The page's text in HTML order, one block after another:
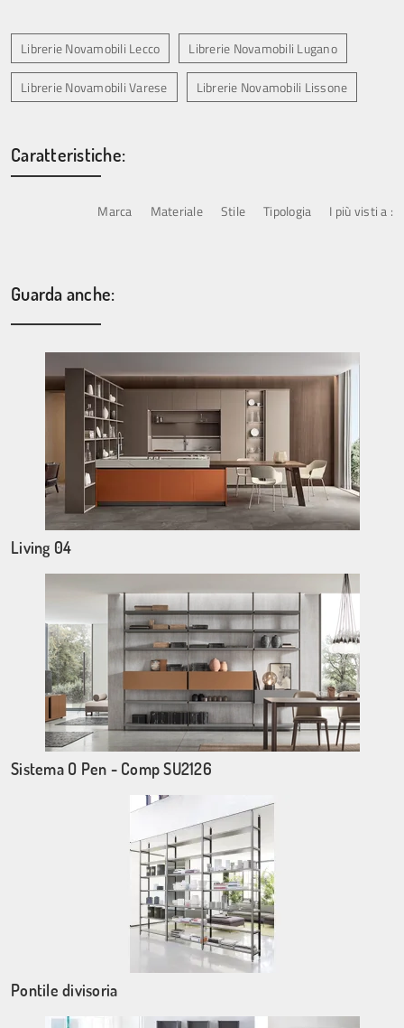
Librerie Novamobili Lecco Librerie Novamobili Lugano
Librerie Novamobili Varese Librerie Novamobili Lissone
Caratteristiche:
Marca Materiale Stile Tipologia I più visti a :
Guarda anche:
Living 04
Sistema O Pen - Comp SU2126
Pontile divisoria